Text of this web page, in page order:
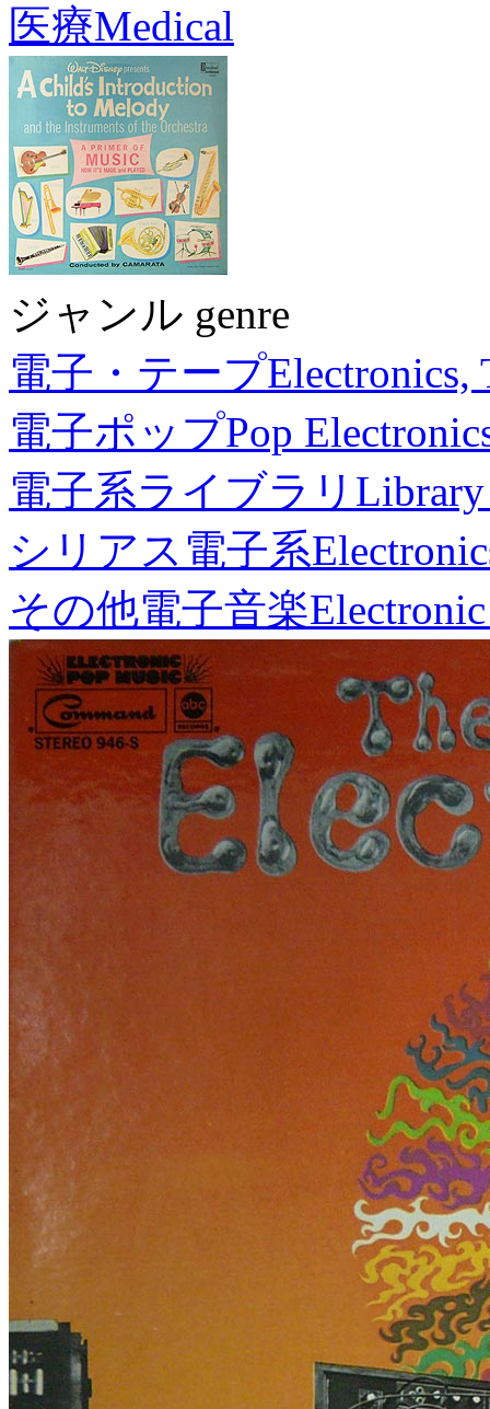
医療Medical
ジャンル genre
電子・テープElectronics,
電子ポップPop
電子系ライブラリ
シリアス電子系
その他電子音楽